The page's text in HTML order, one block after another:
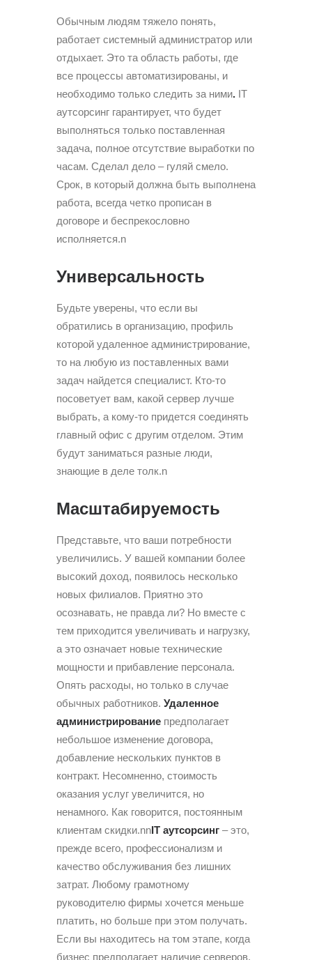
Обычным людям тяжело понять,
работает системный администратор или
отдыхает. Это та область работы, где
все процессы автоматизированы, и
необходимо только следить за ними. IT
аутсорсинг гарантирует, что будет
выполняться только поставленная
задача, полное отсутствие выработки по
часам. Сделал дело – гуляй смело.
Срок, в который должна быть выполнена
работа, всегда четко прописан в
договоре и беспрекословно
исполняется.n
Универсальность
Будьте уверены, что если вы
обратились в организацию, профиль
которой удаленное администрирование,
то на любую из поставленных вами
задач найдется специалист. Кто-то
посоветует вам, какой сервер лучше
выбрать, а кому-то придется соединять
главный офис с другим отделом. Этим
будут заниматься разные люди,
знающие в деле толк.n
Масштабируемость
Представьте, что ваши потребности
увеличились. У вашей компании более
высокий доход, появилось несколько
новых филиалов. Приятно это
осознавать, не правда ли? Но вместе с
тем приходится увеличивать и нагрузку,
а это означает новые технические
мощности и прибавление персонала.
Опять расходы, но только в случае
обычных работников. Удаленное
администрирование предполагает
небольшое изменение договора,
добавление нескольких пунктов в
контракт. Несомненно, стоимость
оказания услуг увеличится, но
ненамного. Как говорится, постоянным
клиентам скидки.nnIT аутсорсинг – это,
прежде всего, профессионализм и
качество обслуживания без лишних
затрат. Любому грамотному
руководителю фирмы хочется меньше
платить, но больше при этом получать.
Если вы находитесь на том этапе, когда
бизнес предполагает наличие серверов,